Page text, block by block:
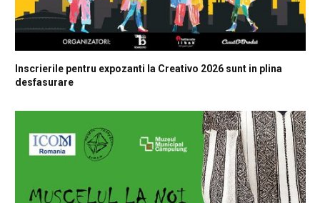
Inscrierile pentru expozanti la Creativo 2026 sunt in plina
desfasurare